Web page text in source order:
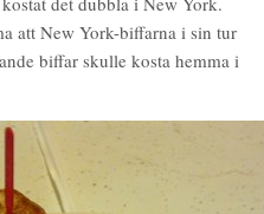
att New York-biffarna i sin tur
biffar skulle kosta hemma i